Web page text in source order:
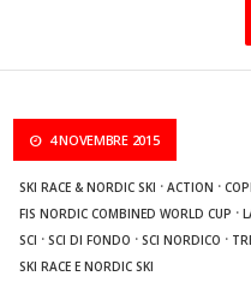
4 NOVEMBRE 2015
SKI RACE & NORDIC SKI ·ACTION ·
FIS NORDIC COMBINED WORLD CUP ·
SCI ·SCI DI FONDO ·SCI NORDICO ·
SKI RACE E NORDIC SKI